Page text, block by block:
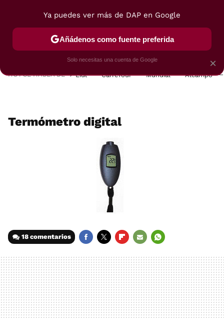
POSTRES VIAJES SELECCIÓN VEGUI
HOY SE HABLA DE Lidl Carrefour Mundial Alcampo
Termómetro digital
18 comentarios
MAIL
×
Ya puedes ver más de DAP en Google
Añádenos como fuente preferida
Solo necesitas una cuenta de Google